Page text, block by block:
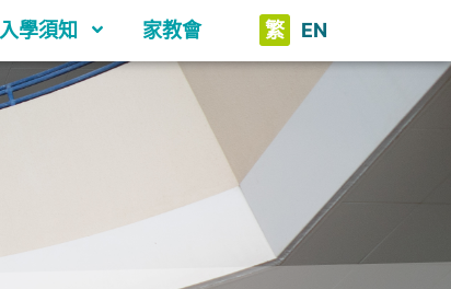
入學須知 家教會 繁 EN